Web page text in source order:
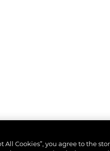
All Cookies”, you agree to the